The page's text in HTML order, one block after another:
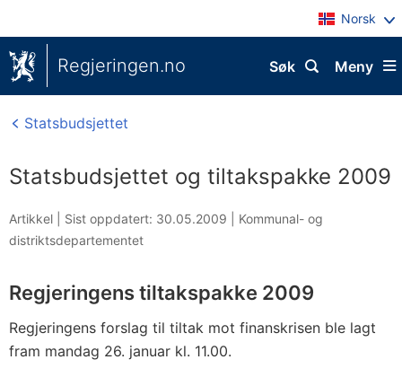
Norsk
Regjeringen.no Meny
Søk
Statsbudsjettet
Statsbudsjettet og tiltakspakke 2009
Artikkel | Sist oppdatert: 30.05.2009
Kommunal- og
distriktsdepartementet
Regjeringens tiltakspakke 2009
Regjeringens forslag til tiltak mot finanskrisen ble lagt
fram mandag 26. januar kl. 11.00.